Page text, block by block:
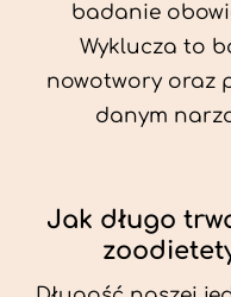
badanie
Wyklucza to
nowotwory oraz
danym
Jak długo